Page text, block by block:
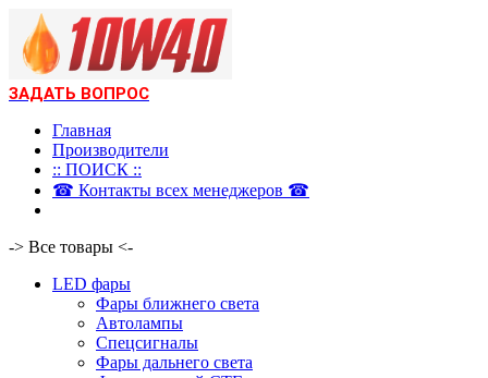
ЗАДАТЬ ВОПРОС
Главная
Производители
:: ПОИСК ::
☎ Контакты всех менеджеров ☎
-> Все товары <-
LED фары
Фары ближнего света
Автолампы
Спецсигналы
Фары дальнего света